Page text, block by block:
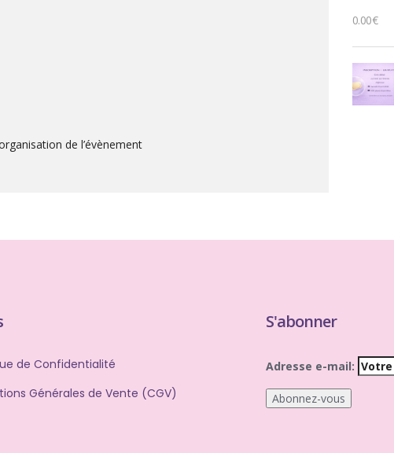
de l’évènement
0.00€
de Confidentialité
Générales de Vente (CGV)
S'abonner
Adresse e-mail: